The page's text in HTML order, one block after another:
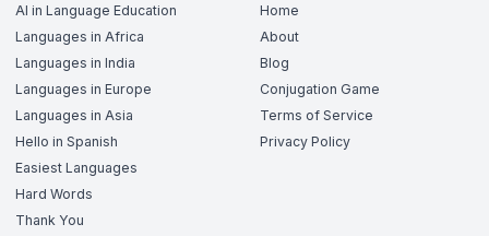
AI in Language Education
Languages in Africa
Languages in India
Languages in Europe
Languages in Asia
Hello in Spanish
Easiest Languages
Hard Words
Thank You
Home
About
Blog
Conjugation Game
Terms of Service
Privacy Policy